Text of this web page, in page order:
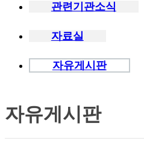
관련기관소식
자료실
자유게시판
자유게시판